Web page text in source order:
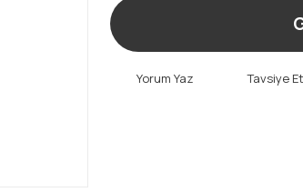
Yorum Yaz Tavsiye Et